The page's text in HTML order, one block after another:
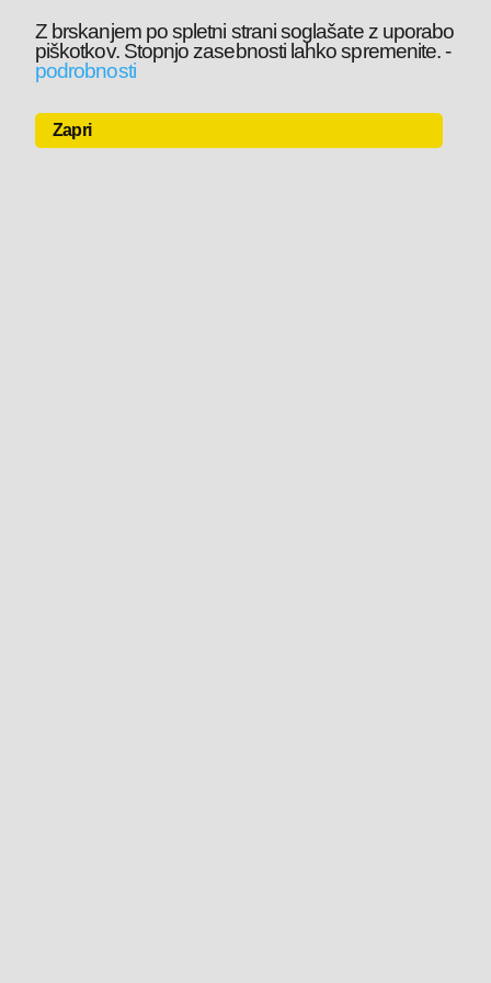
Z brskanjem po spletni strani soglašate z uporabo
piškotkov. Stopnjo zasebnosti lahko spremenite.-
podrobnosti
Zapri